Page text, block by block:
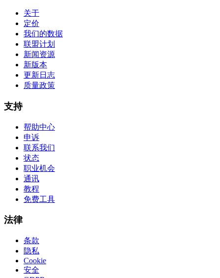
关于
定价
我们的数据
联盟计划
新闻资源
新版本
更新日志
质量政策
支持
帮助中心
申诉
联系我们
状态
职业机会
通讯
教程
免费工具
法律
条款
隐私
Cookie
安全